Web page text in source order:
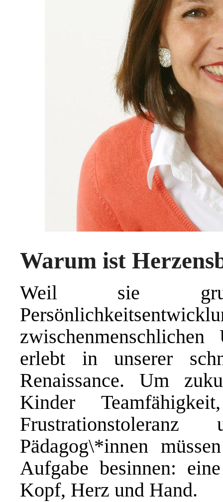
Warum ist
Weil sie
erlebt in unserer
Renaissance. Um
Kinder
Pädagog\*innen
Aufgabe besinnen:
Kopf, Herz und Hand.